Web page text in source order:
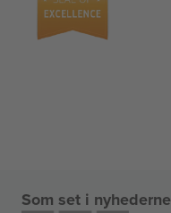
Som set i nyhederne